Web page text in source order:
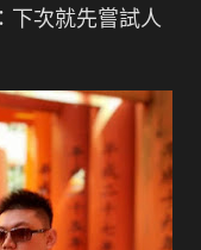
下次就先嘗試人